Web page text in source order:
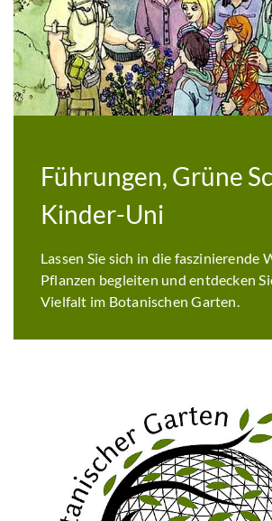
Führungen, Grüne
Kinder-Uni
Lassen Sie sich in die faszinierende
Pflanzen begleiten und entdecken
Vielfalt im Botanischen Garten.